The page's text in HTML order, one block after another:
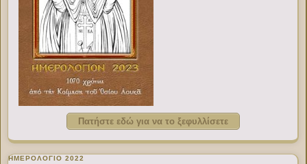
Πατήστε εδώ για να το ξεφυλλίσετε
ΗΜΕΡΟΛΟΓΙΟ 2022